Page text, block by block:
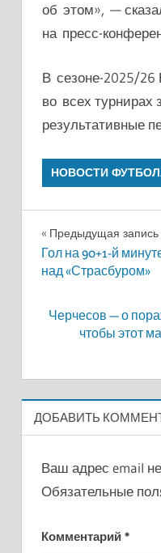
об этом», —
на пресс-
В сезоне-2025/26
во всех турнирах
результативные
НОВОСТИ
Навигация
по
Предыдущая запись
Гол на 90+1-й
над «Страсбуром»
Черчесов — о
чтобы этот
ДОБАВИТЬ
Ваш адрес email
Обязательные
Комментарий *